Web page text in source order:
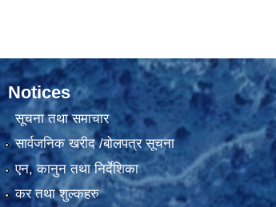
Notices
सूचना तथा समाचार
सार्वजनिक खरीद /बोलपत्र सूचना
एन, कानुन तथा निर्देशिका
कर तथा शुल्कहरु